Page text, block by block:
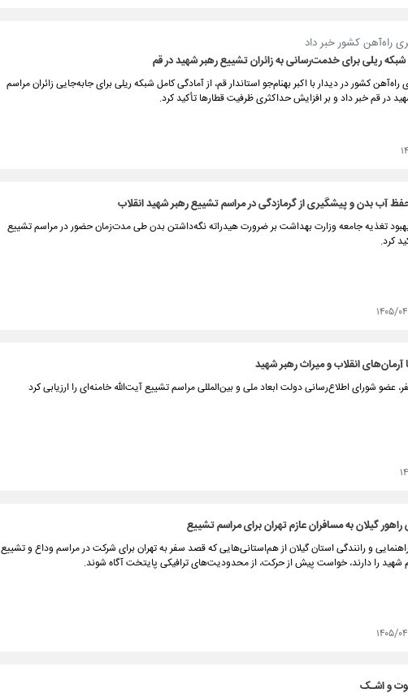
راه‌آهن کشور خبر داد
شبکه ریلی برای خدمت‌رسانی به زائران تشییع رهبر شهید در قم
کشور در دیدار با اکبر بهنام‌جو استاندار قم، از آمادگی کامل شبکه ریلی برای جابه‌جایی زائران مراسم
در قم خبر داد و بر افزایش حداکثری ظرفیت قطارها تأکید کرد.
آب بدن و پیشگیری از گرمازدگی در مراسم تشییع رهبر شهید انقلاب
تغذیه جامعه وزارت بهداشت بر ضرورت هیدراته نگه‌داشتن بدن طی مدت‌زمان حضور در مراسم تشییع
کرد.
۰۴/۱۳
آرمان‌های انقلاب و میراث رهبر شهید
عضو شورای اطلاع‌رسانی دولت ابعاد ملی و بین‌المللی مراسم تشییع آیت‌الله خامنه‌ای را ارزیابی کرد
گیلان به مسافران عازم تهران برای مراسم تشییع
و رانندگی استان گیلان از هم‌استانی‌هایی که قصد سفر به تهران برای شرکت در مراسم وداع و تشییع
شهید را دارند، خواست پیش از حرکت، از محدودیت‌های ترافیکی پایتخت آگاه شوند.
۰۴/۱۳
و اشـک